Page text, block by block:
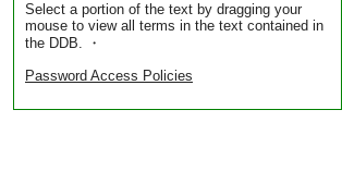
Select a portion of the text by dragging your
mouse to view all terms in the text contained in
the DDB. ・
Password Access Policies